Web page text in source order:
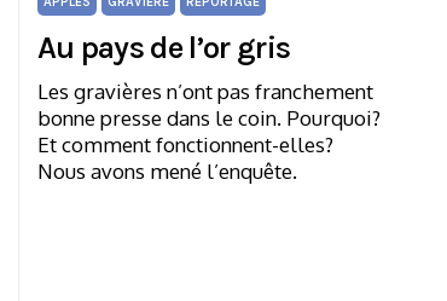
Au pays de l’or gris
Les gravières n’ont pas franchement
bonne presse dans le coin. Pourquoi?
Et comment fonctionnent-elles?
Nous avons mené l’enquête.